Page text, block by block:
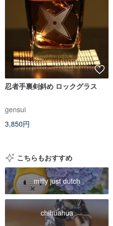
忍者手裏剣斜め ロックグラス
gensui
3,850円
こちらもおすすめ
miffy just dutch
chihuahua